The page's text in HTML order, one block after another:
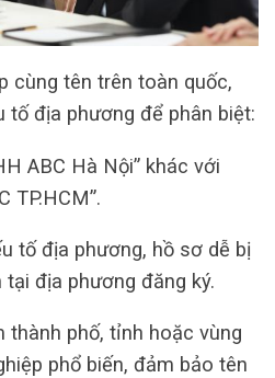
cùng tên trên toàn quốc,
tố địa phương để phân biệt:
ABC Hà Nội” khác với
TP.HCM”.
tố địa phương, hồ sơ dễ bị
địa phương đăng ký.
thành phố, tỉnh hoặc vùng
phổ biến, đảm bảo tên